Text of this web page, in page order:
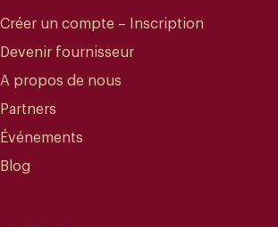
Créer un compte – Inscription
Devenir fournisseur
A propos de nous
Partners
Événements
Blog